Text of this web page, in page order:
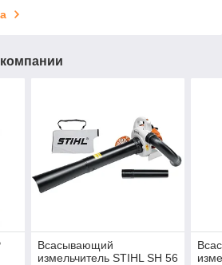
Всасывающий
измельчитель STIHL SH 56